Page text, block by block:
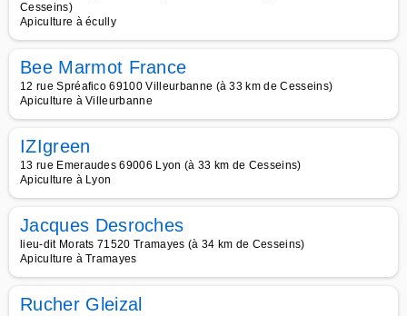
Cesseins)
Apiculture à écully
Bee Marmot France
12 rue Spréafico 69100 Villeurbanne (à 33 km de Cesseins)
Apiculture à Villeurbanne
IZIgreen
13 rue Emeraudes 69006 Lyon (à 33 km de Cesseins)
Apiculture à Lyon
Jacques Desroches
lieu-dit Morats 71520 Tramayes (à 34 km de Cesseins)
Apiculture à Tramayes
Rucher Gleizal